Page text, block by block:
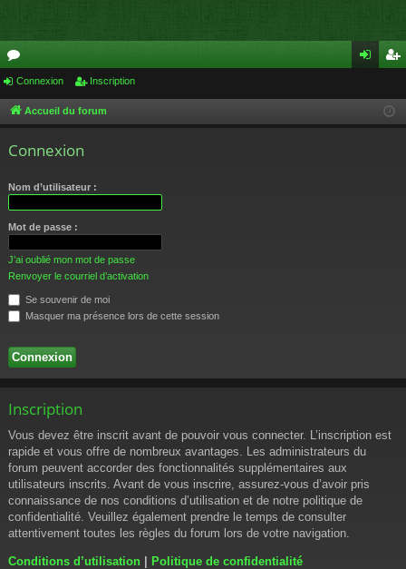
or
u cri
Connexion Inscription
Accueil du forum
Connexion
Nom d’utilisateur :
Mot de passe :
J’ai oublié mon mot de passe
Renvoyer le courriel d’activation
Se souvenir de moi
Masquer ma présence lors de cette session
Inscription
Vous devez être inscrit avant de pouvoir vous connecter. L’inscription est
rapide et vous offre de nombreux avantages. Les administrateurs du
forum peuvent accorder des fonctionnalités supplémentaires aux
utilisateurs inscrits. Avant de vous inscrire, assurez-vous d’avoir pris
connaissance de nos conditions d’utilisation et de notre politique de
confidentialité. Veuillez également prendre le temps de consulter
attentivement toutes les règles du forum lors de votre navigation.
Conditions d’utilisation | Politique de confidentialité